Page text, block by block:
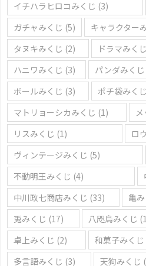
イチハラヒロコみくじ (3)
ガチャみくじ (5) キャラクター
タヌキみくじ (2) ドラマみくじ
ハニワみくじ (3) パンダみくじ
ボールみくじ (3) ポチ袋みくじ
マトリョーシカみくじ (1)
リスみくじ (1) ロ
ヴィンテージみくじ (5)
不動明王みくじ (4)
中川政七商店みくじ (33) 亀
兎みくじ (17) 八咫烏みくじ
卓上みくじ (2) 和菓子みくじ
多言語みくじ (3) 天狗みくじ